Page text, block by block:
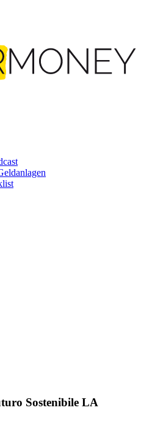
Sostenibile LA